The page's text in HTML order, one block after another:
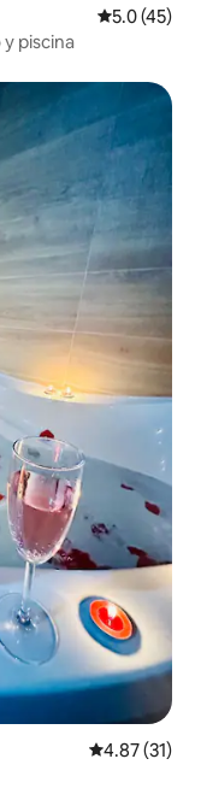
Calificación
5.0 (45)
y piscina
Calificación
4.87 (31)